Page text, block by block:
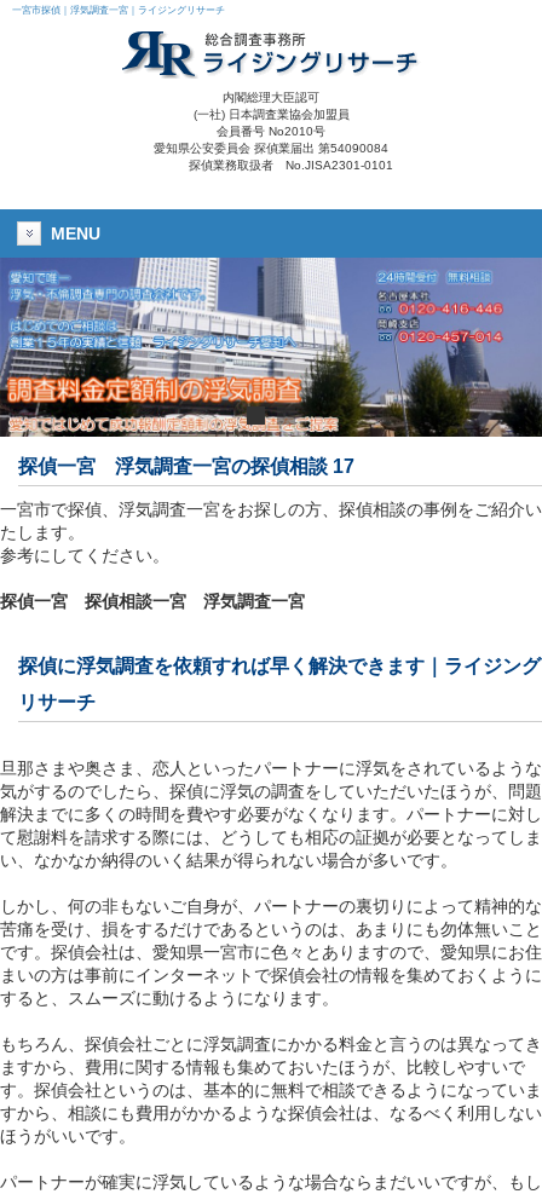
一宮市探偵｜浮気調査一宮｜ライジングリサーチ
内閣総理大臣認可
(一社) 日本調査業協会加盟員
会員番号 No2010号
愛知県公安委員会 探偵業届出 第54090084
探偵業務取扱者 No.JISA2301-0101
MENU
探偵一宮 浮気調査一宮の探偵相談 17
一宮市で探偵、浮気調査一宮をお探しの方、探偵相談の事例をご紹介い
たします。
参考にしてください。
探偵一宮 探偵相談一宮 浮気調査一宮
探偵に浮気調査を依頼すれば早く解決できます｜ライジング
リサーチ
旦那さまや奥さま、恋人といったパートナーに浮気をされているような
気がするのでしたら、探偵に浮気の調査をしていただいたほうが、問題
解決までに多くの時間を費やす必要がなくなります。パートナーに対し
て慰謝料を請求する際には、どうしても相応の証拠が必要となってしま
い、なかなか納得のいく結果が得られない場合が多いです。
しかし、何の非もないご自身が、パートナーの裏切りによって精神的な
苦痛を受け、損をするだけであるというのは、あまりにも勿体無いこと
です。探偵会社は、愛知県一宮市に色々とありますので、愛知県にお住
まいの方は事前にインターネットで探偵会社の情報を集めておくように
すると、スムーズに動けるようになります。
もちろん、探偵会社ごとに浮気調査にかかる料金と言うのは異なってき
ますから、費用に関する情報も集めておいたほうが、比較しやすいで
す。探偵会社というのは、基本的に無料で相談できるようになっていま
すから、相談にも費用がかかるような探偵会社は、なるべく利用しない
ほうがいいです。
パートナーが確実に浮気しているような場合ならまだいいですが、もし